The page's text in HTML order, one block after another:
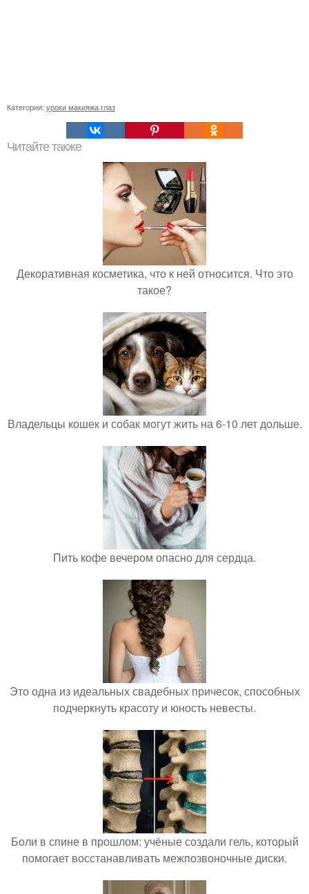
Категории: уроки макияжа глаз
Читайте также
Декоративная косметика, что к ней относится. Что это
такое?
Владельцы кошек и собак могут жить на 6-10 лет дольше.
Пить кофе вечером опасно для сердца.
Это одна из идеальных свадебных причесок, способных
подчеркнуть красоту и юность невесты.
Боли в спине в прошлом: учёные создали гель, который
помогает восстанавливать межпозвоночные диски.